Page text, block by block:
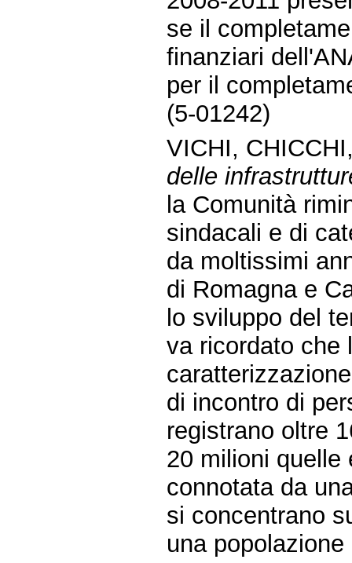
se il
finanziari
per il
(5-01242)
VICHI,
delle
la Comunità
sindacali e di
da moltissimi
di Romagna e
lo sviluppo del
va ricordato che
di incontro di
registrano oltre
20 milioni quelle
connotata da
si concentrano
una